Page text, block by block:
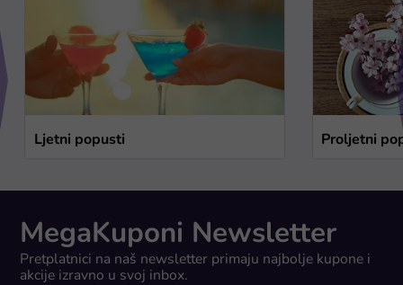
Ljetni popusti Proljetni
MegaKuponi Newsletter
Pretplatnici na naš newsletter primaju najbolje kupone i
akcije izravno u svoj inbox.